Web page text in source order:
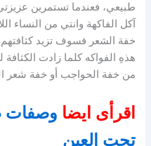
طبيعي، فعندما تستمرين
آكل الفاكهة وانتي من النساء
خفة الشعر فسوف تزيد كثافتهم
هذهِ الفواكه كلما زادت
من خفة الحواجب أو خفة شعر
اقرأى ايضا وصفات
تحت العين